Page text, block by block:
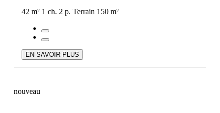
42 m² 1 ch. 2 p. Terrain 150 m²
EN SAVOIR PLUS
nouveau